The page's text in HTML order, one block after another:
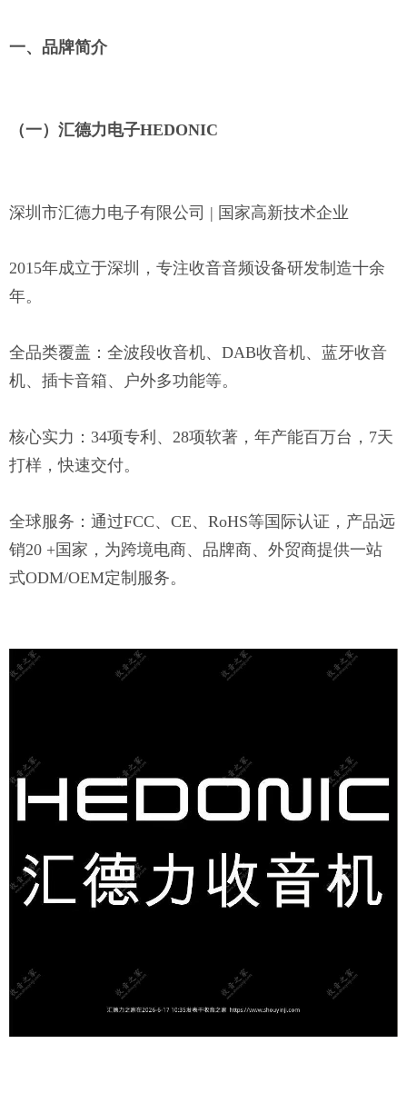
一、品牌简介
（一）汇德力电子HEDONIC
深圳市汇德力电子有限公司 | 国家高新技术企业
2015年成立于深圳，专注收音音频设备研发制造十余
年。
全品类覆盖：全波段收音机、 DAB收音机、蓝牙收音
机、插卡音箱、户外多功能等。
核心实力： 34项专利、28项软著，年产能百万台，7天
打样，快速交付。
全球服务：通过FCC、CE、RoHS等国际认证，产品远
销20 +国家，为跨境电商、品牌商、外贸商提供一站
式ODM/OEM定制服务。